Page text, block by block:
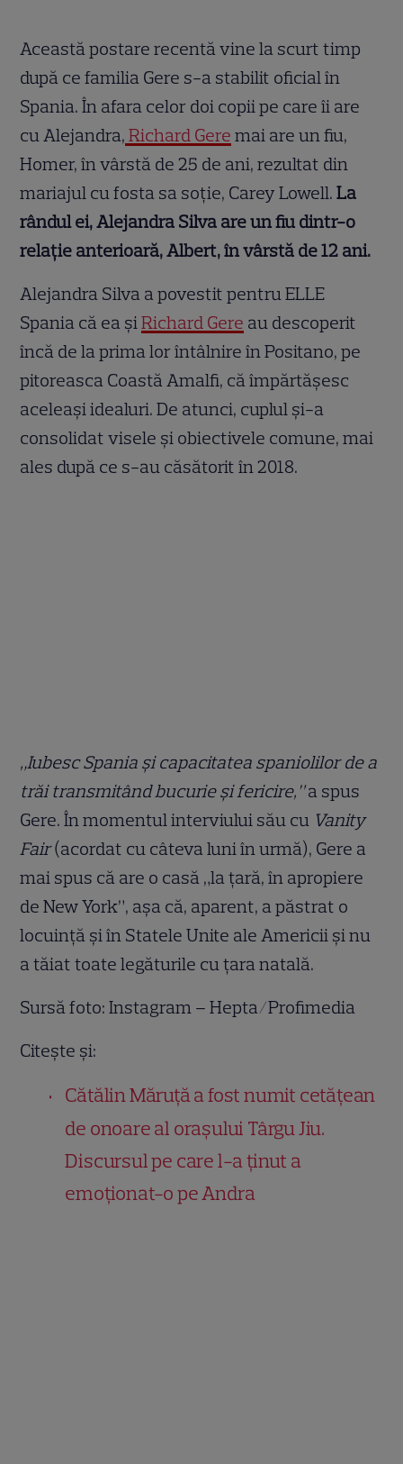
Această postare recentă vine la scurt timp
după ce familia Gere s-a stabilit oficial în
Spania. În afara celor doi copii pe care îi are
cu Alejandra, Richard Gere mai are un fiu,
Homer, în vârstă de 25 de ani, rezultat din
mariajul cu fosta sa soție, Carey Lowell.La
rândul ei, Alejandra Silva are un fiu dintr-o
relație anterioară, Albert, în vârstă de 12 ani.
Alejandra Silva a povestit pentru ELLE
Spania că ea șiRichard Gere au descoperit
încă de la prima lor întâlnire în Positano, pe
pitoreasca Coastă Amalfi, că împărtășesc
aceleași idealuri. De atunci, cuplul și-a
consolidat visele și obiectivele comune, mai
ales după ce s-au căsătorit în 2018.
„Iubesc Spania și capacitatea spaniolilor de a
trăi transmitând bucurie și fericire,”a spus
Gere. În momentul interviului său cu Vanity
Fair(acordat cu câteva luni în urmă), Gere a
mai spus că are o casă „la țară, în apropiere
de New York”, așa că, aparent, a păstrat o
locuință și în Statele Unite ale Americii și nu
a tăiat toate legăturile cu țara natală.
Sursă foto: Instagram – Hepta/Profimedia
Citește și:
Cătălin Măruță a fost numit cetățean
de onoare al orașului Târgu Jiu.
Discursul pe care l-a ținut a
emoționat-o pe Andra